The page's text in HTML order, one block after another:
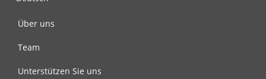
Über uns
Team
Unterstützen Sie uns